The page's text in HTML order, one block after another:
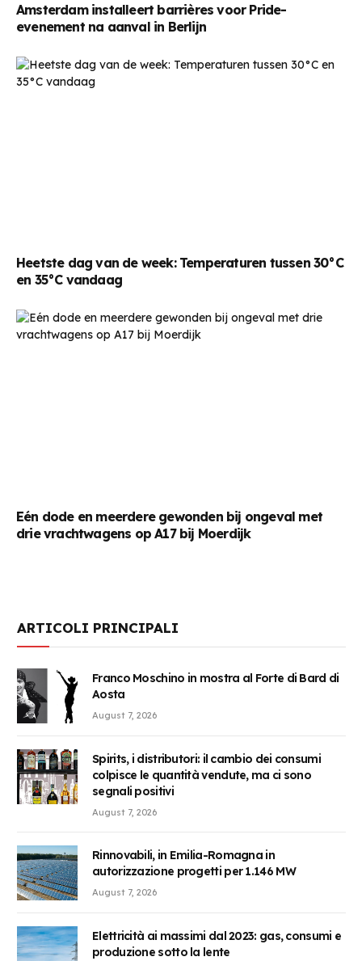
Amsterdam installeert barrières voor Pride-
evenement na aanval in Berlijn
Heetste dag van de week: Temperaturen tussen 30°C
en 35°C vandaag
Eén dode en meerdere gewonden bij ongeval met
drie vrachtwagens op A17 bij Moerdijk
ARTICOLI PRINCIPALI
Franco Moschino in mostra al Forte di Bard di
Aosta
August 7, 2026
Spirits, i distributori: il cambio dei consumi
colpisce le quantità vendute, ma ci sono
segnali positivi
August 7, 2026
Rinnovabili, in Emilia-Romagna in
autorizzazione progetti per 1.146 MW
August 7, 2026
Elettricità ai massimi dal 2023: gas, consumi e
produzione sotto la lente